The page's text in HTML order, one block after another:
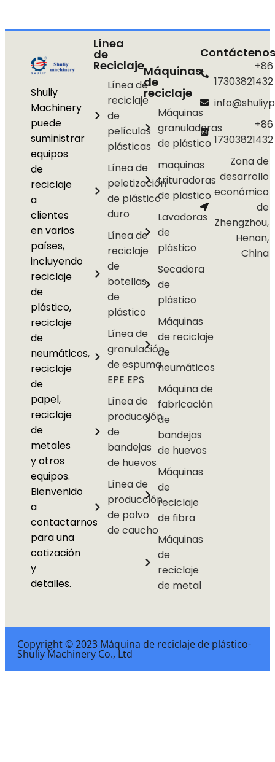
Shuliy
Machinery
puede
suministrar
equipos
de
reciclaje
a
clientes
en varios
países,
incluyendo
reciclaje
de
plástico,
reciclaje
de
neumáticos,
reciclaje
de
papel,
reciclaje
de
metales
y otros
equipos.
Bienvenido
a
contactarnos
para una
cotización
y
detalles.
Línea
de
Reciclaje
Línea de
reciclaje
de
películas
plásticas
Línea de
peletización
de plástico
duro
Línea de
reciclaje
de
botellas
de
plástico
Línea de
granulación
de espuma
EPE EPS
Línea de
producción
de
bandejas
de huevos
Línea de
producción
de polvo
de caucho
Máquinas
de
reciclaje
Máquinas
granuladoras
de plástico
maquinas
trituradoras
de plastico
Lavadoras
de
plástico
Secadora
de
plástico
Máquinas
de reciclaje
de
neumáticos
Máquina de
fabricación
de
bandejas
de huevos
Máquinas
de
reciclaje
de fibra
Máquinas
de
reciclaje
de metal
Contáctenos
+86
17303821432
+86
17303821432
Zona de
desarrollo
económico
de
Zhengzhou,
Henan,
China
Copyright © 2023 Máquina de reciclaje de plástico-
Shuliy Machinery Co., Ltd